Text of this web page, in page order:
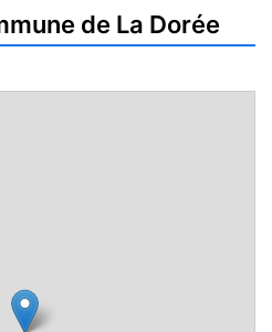
de La Dorée